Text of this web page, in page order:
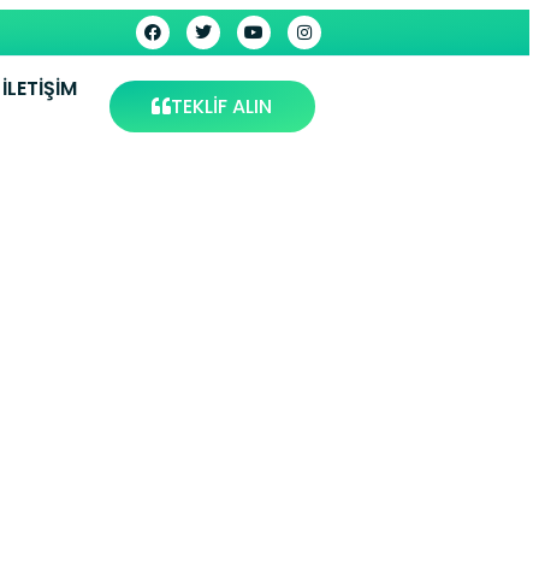
İLETIŞIM
TEKLİF ALIN